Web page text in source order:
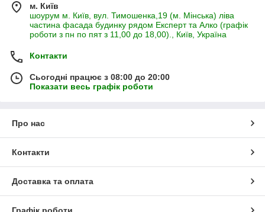
м. Київ
шоурум м. Київ, вул. Тимошенка,19 (м. Мінська) ліва
частина фасада будинку рядом Експерт та Алко (графік
роботи з пн по пят з 11,00 до 18,00)., Київ, Україна
Контакти
Сьогодні працює з 08:00 до 20:00
Показати весь графік роботи
Про нас
Контакти
Доставка та оплата